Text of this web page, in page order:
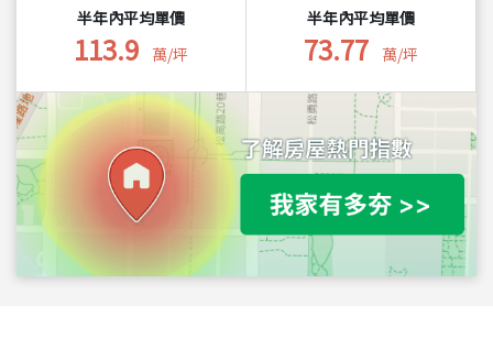
半年內平均單價
113.9 萬/坪
半年內平均單價
73.77 萬/坪